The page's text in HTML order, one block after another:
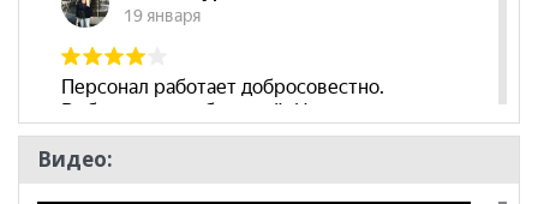
Комната
Гостиная
Видео: